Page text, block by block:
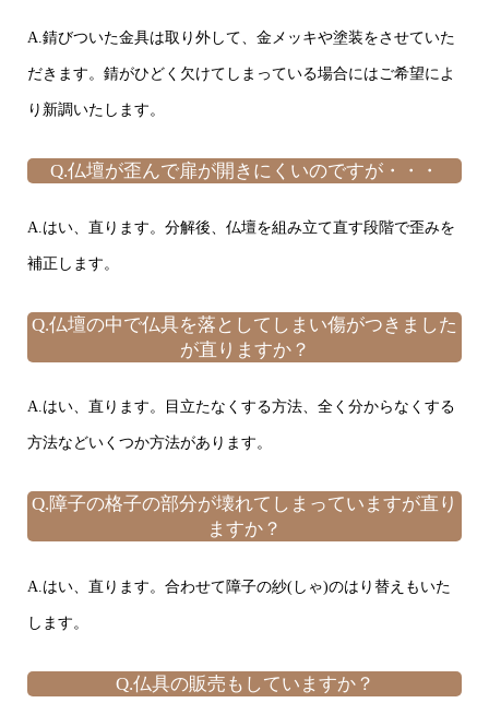
A.錆びついた金具は取り外して、金メッキや塗装をさせていた
だきます。錆がひどく欠けてしまっている場合にはご希望によ
り新調いたします。
Q.仏壇が歪んで扉が開きにくいのですが・・・
A.はい、直ります。分解後、仏壇を組み立て直す段階で歪みを
補正します。
Q.仏壇の中で仏具を落としてしまい傷がつきました
が直りますか？
A.はい、直ります。目立たなくする方法、全く分からなくする
方法などいくつか方法があります。
Q.障子の格子の部分が壊れてしまっていますが直り
ますか？
A.はい、直ります。合わせて障子の紗(しゃ)のはり替えもいた
します。
Q.仏具の販売もしていますか？